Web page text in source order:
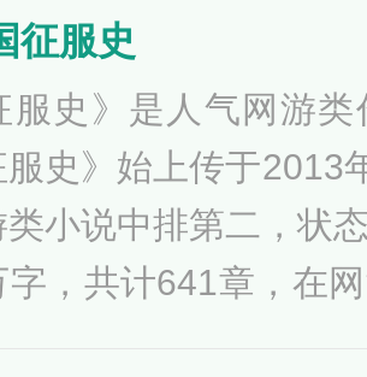
高手，从此纵横天下
已经突破1.4亿。
征服史
服史》是人气网游
服史》始上传于
小说中排第二，状
字，共计641章，在